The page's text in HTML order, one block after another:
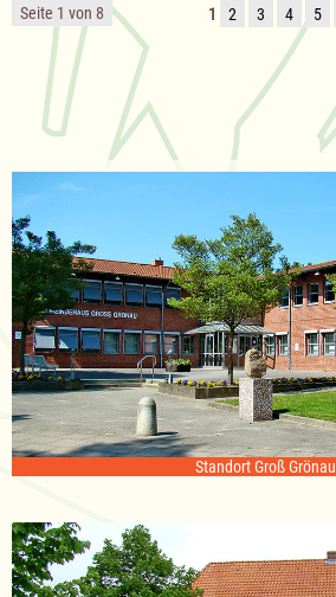
Seite 1 von 8 1 2 3 4 5
Standort Groß Grönau